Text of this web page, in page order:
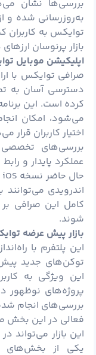
بررسی‌ها نشان
به‌روزرسانی شده و
توایکس به کاربران
بازار پرنوسان
اپلیکیشن موبایل
صرافی توایکس با
دسترسی آسان به
کرده است. این
می‌شود، امکان
اختیار کاربران قرار
بررسی‌های
عملکرد پایدار و
اندرویدی می‌توانند
کامل این صرافی
شوند.
بازار پیش عرضه
این پلتفرم با
توکن‌های جدید
این ویژگی به
پروژه‌های نوظهور
فعالی در این بخش
این بازار می‌تواند
یکی از بخش‌های